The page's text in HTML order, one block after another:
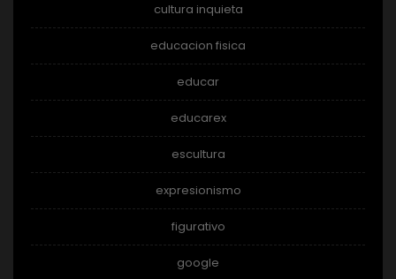
cultura inquieta
educacion fisica
educar
educarex
escultura
expresionismo
figurativo
google